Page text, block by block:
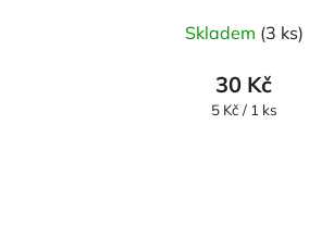
Skladem (3 ks)
30 Kč
Měrná
5 Kč / 1 ks